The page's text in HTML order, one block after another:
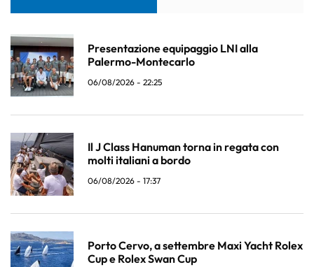
Presentazione equipaggio LNI alla
Palermo-Montecarlo
06/08/2026 - 22:25
Il J Class Hanuman torna in regata con
molti italiani a bordo
06/08/2026 - 17:37
Porto Cervo, a settembre Maxi Yacht Rolex
Cup e Rolex Swan Cup